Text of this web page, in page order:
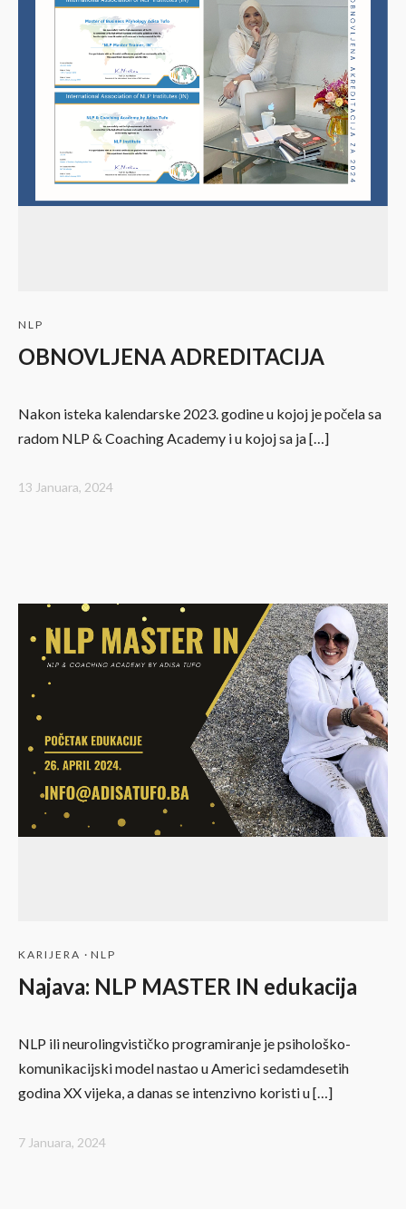
NLP
OBNOVLJENA ADREDITACIJA
Nakon isteka kalendarske 2023. godine u kojoj je počela sa
radom NLP & Coaching Academy i u kojoj sa ja […]
13 Januara, 2024
KARIJERA · NLP
Najava: NLP MASTER IN edukacija
NLP ili neurolingvističko programiranje je psihološko-
komunikacijski model nastao u Americi sedamdesetih
godina XX vijeka, a danas se intenzivno koristi u […]
7 Januara, 2024